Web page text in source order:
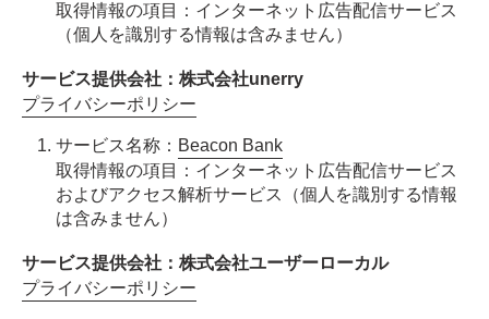
取得情報の項目：インターネット広告配信サービス
（個人を識別する情報は含みません）
サービス提供会社：株式会社unerry
プライバシーポリシー
サービス名称： Beacon Bank
取得情報の項目：インターネット広告配信サービス
およびアクセス解析サービス（個人を識別する情報
は含みません）
サービス提供会社：株式会社ユーザーローカル
プライバシーポリシー